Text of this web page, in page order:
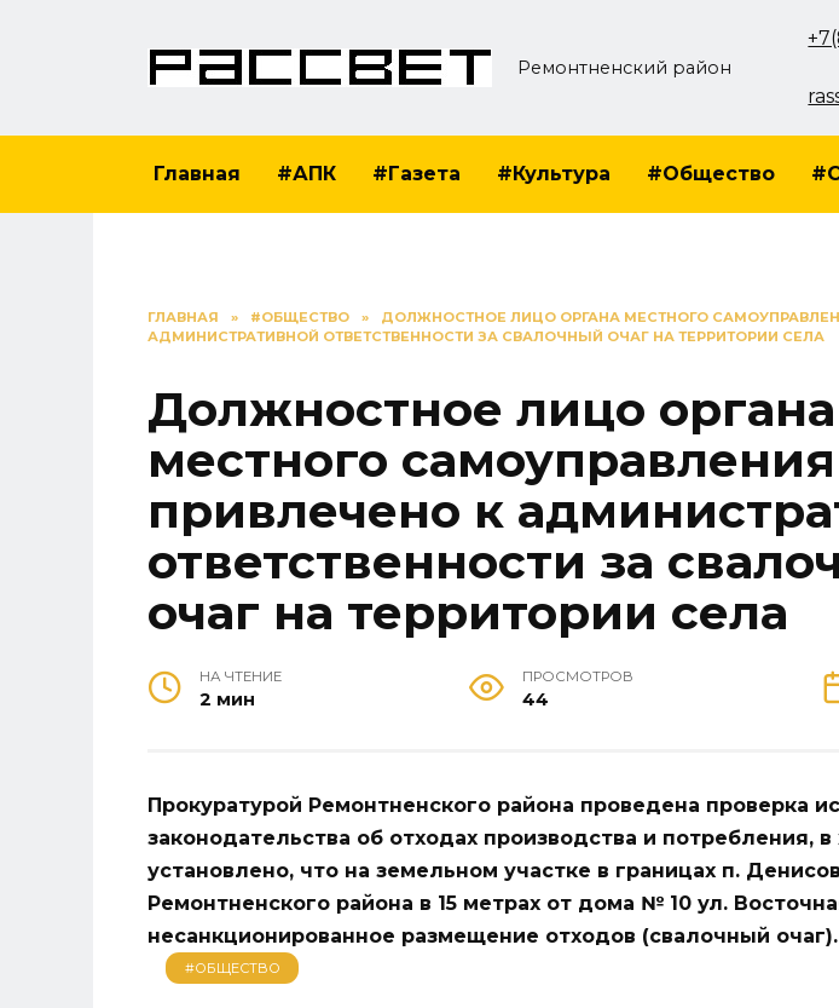
Ремонтненский район
Главная #АПК #Газета #Культура #Общество
ГЛАВНАЯ » #ОБЩЕСТВО »
ДОЛЖНОСТНОЕ ЛИЦО ОРГАНА МЕСТНОГО
АДМИНИСТРАТИВНОЙ ОТВЕТСТВЕННОСТИ ЗА СВАЛОЧНЫЙ ОЧАГ НА ТЕРРИТОРИИ СЕЛА
Должностное лицо органа
местного самоуправления
привлечено к
ответственности за
очаг на территории села
НА ЧТЕНИЕ
2 мин
ПРОСМОТРОВ
44
Прокуратурой Ремонтненского района проведена проверка
законодательства об отходах производства и потребления,
установлено, что на земельном участке в границах п.
Ремонтненского района в 15 метрах от дома № 10 ул.
несанкционированное размещение отходов (свалочный очаг).
#ОБЩЕСТВО